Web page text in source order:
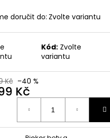
doručit do: Zvolte variantu
Kód: Zvolte
variantu
Kč –40 %
Kč